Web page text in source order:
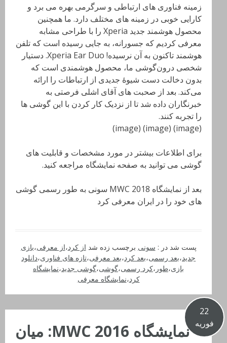
زمینه فناوری های ارتباطی و سرگرمی بهره می برد و
کارایی خوبی در زمینه های مختلف دارد. ما همچنین
محصول هوشمند جدید Xperia را با طراحی مشابه
معرفی کردیم که جسورانه، به جایی رسیده است که تلفن
هوشمند تاکنون به آن نرسیده! Xperia Ear Duo. دستیار
شخصی درون‌گوشی ما، محصول هوشمندی است که
بدون دخالت دست شیوهٔ جدیدی از ارتباطات را ارائه
می‌کند. بعد از صحبت های آقای اشلی فرصتی به
خبرنگاران داده شد تا از نزدیک کار کردن با این گوشی ها
را تجربه کنند.
(image) (image) (image)
برای اطلاعات بیشتر در مورد مشخصات و قابلیت های
گوشی می توانید به صفحه نمایشگاه مراجعه کنید.
بعد از نمایشگاه MWC 2018 سونی به طور رسمی گوشی
های خود را در ایران معرفی کرد
پست شد در : سونی برچسب زده شد از کرد،از معرفی،بازی
جدید،بعد رسمی،بعد کرد،بعد معرفی،تازه های فناوری،دانلود
بازی،طور ،کرد رسمی،گوشی،گوشی جدید،نمایشگاه
کرد،نمایشگاه معرفی
22
فوریه
نمایشگاه MWC 2016: میان